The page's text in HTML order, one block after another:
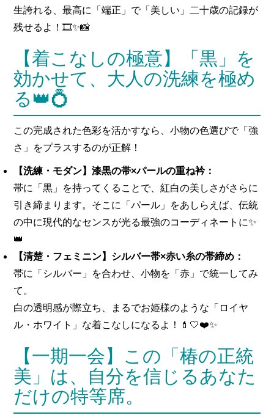
生誇れる、最高に「端正」で「美しい」二十歳の記録が
残せるよ！🎞️✨📸
【着こなしの極意】「黒」を
効かせて、大人の洗練を極め
る👑💍
この完成された色彩を活かすなら、小物の色選びで「強
さ」をプラスするのが正解！
【洗練・モダン】漆黒の帯×パールの重ね衿：
帯に「黒」を持ってくることで、紅白の美しさがさらに
引き締まります。そこに「パール」をあしらえば、伝統
の中に現代的なセンスが光る最強のコーディネートに✨
👑
【清楚・フェミニン】シルバー帯×赤い糸の帯締め：
帯に「シルバー」を合わせ、小物を「赤」で統一してみ
て。
白の透明感が際立ち、まるでお姫様のような「ロイヤ
ル・ホワイト」な着こなしになるよ！💄🤍❤️✨
【一期一会】この「椿の正統
美」は、自分を信じるあなた
だけの特等席。